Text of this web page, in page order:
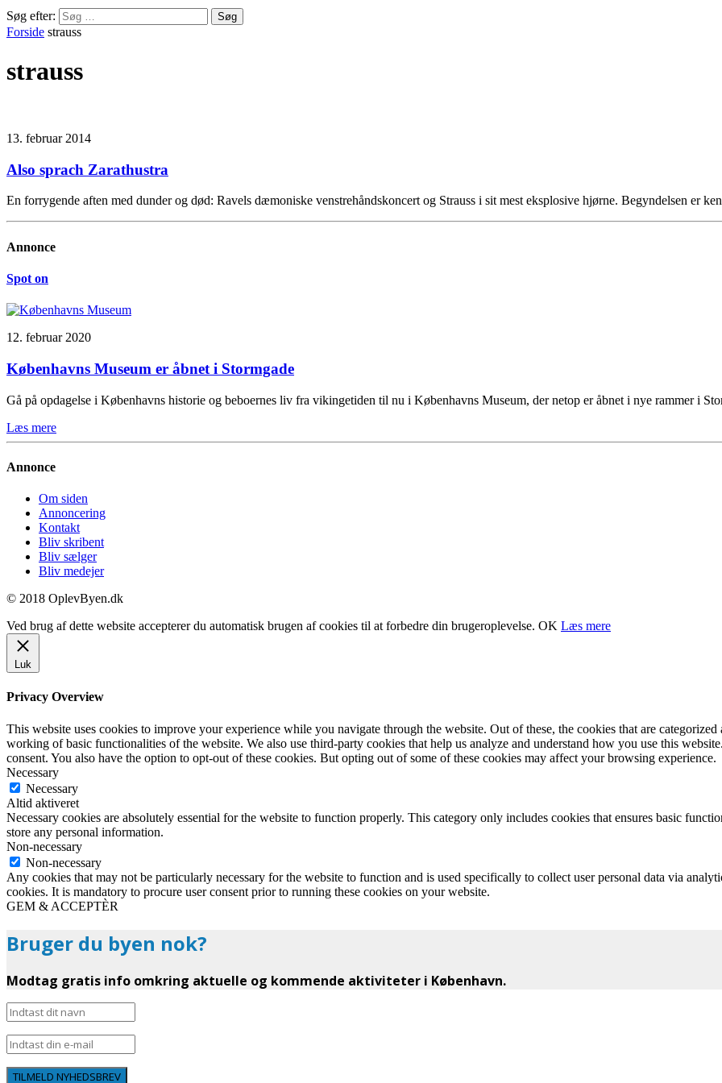
Søg efter:
Forside strauss
strauss
13. februar 2014
Also sprach Zarathustra
En forrygende aften med dunder og død: Ravels dæmoniske venstrehåndskoncert og Strauss i sit mest eksplosive hjørne. Begyndelsen er
Annonce
Spot on
12. februar 2020
Københavns Museum er åbnet i Stormgade
Gå på opdagelse i Københavns historie og beboernes liv fra vikingetiden til nu i Københavns Museum, der netop er åbnet i nye rammer i
Læs mere
Annonce
Om siden
Annoncering
Kontakt
Bliv skribent
Bliv sælger
Bliv medejer
© 2018 OplevByen.dk
Ved brug af dette website accepterer du automatisk brugen af cookies til at forbedre din brugeroplevelse. OK Læs mere
Luk
Privacy Overview
This website uses cookies to improve your experience while you navigate through the website. Out of these, the cookies that are categorized
working of basic functionalities of the website. We also use third-party cookies that help us analyze and understand how you use this
consent. You also have the option to opt-out of these cookies. But opting out of some of these cookies may affect your browsing experience.
Necessary
Necessary
Altid aktiveret
Necessary cookies are absolutely essential for the website to function properly. This category only includes cookies that ensures basic
store any personal information.
Non-necessary
Non-necessary
Any cookies that may not be particularly necessary for the website to function and is used specifically to collect user personal data via
cookies. It is mandatory to procure user consent prior to running these cookies on your website.
GEM & ACCEPTÈR
Bruger du byen nok?
Modtag gratis info omkring aktuelle og kommende aktiviteter i København.
TILMELD NYHEDSBREV